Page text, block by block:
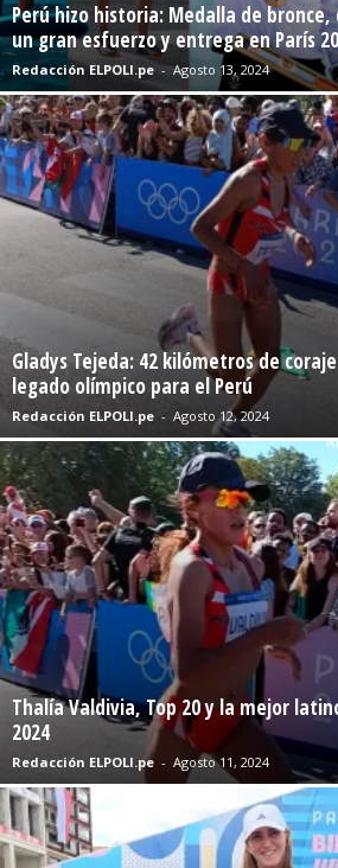
Perú hizo historia: Medalla de
un gran esfuerzo y entrega en París
Redacción ELPOLI.pe - Agosto 13, 2024
Gladys Tejeda: 42 kilómetros de
legado olímpico para el Perú
Redacción ELPOLI.pe - Agosto 12, 2024
Thalía Valdivia, Top 20 y la mejor
2024
Redacción ELPOLI.pe - Agosto 11, 2024